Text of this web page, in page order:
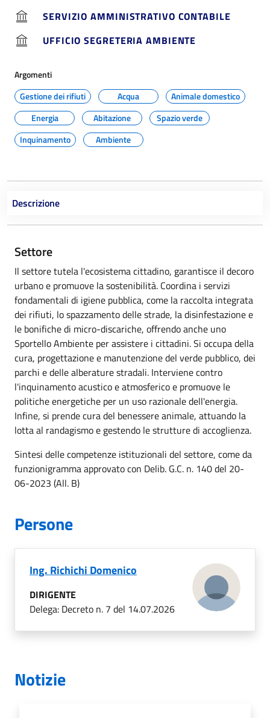
SERVIZIO AMMINISTRATIVO CONTABILE
UFFICIO SEGRETERIA AMBIENTE
Argomenti
Gestione dei rifiuti
Acqua
Animale domestico
Energia
Abitazione
Spazio verde
Inquinamento
Ambiente
Descrizione
Settore
Il settore tutela l'ecosistema cittadino, garantisce il decoro
urbano e promuove la sostenibilità. Coordina i servizi
fondamentali di igiene pubblica, come la raccolta integrata
dei rifiuti, lo spazzamento delle strade, la disinfestazione e
le bonifiche di micro-discariche, offrendo anche uno
Sportello Ambiente per assistere i cittadini. Si occupa della
cura, progettazione e manutenzione del verde pubblico, dei
parchi e delle alberature stradali. Interviene contro
l'inquinamento acustico e atmosferico e promuove le
politiche energetiche per un uso razionale dell'energia.
Infine, si prende cura del benessere animale, attuando la
lotta al randagismo e gestendo le strutture di accoglienza.
Sintesi delle competenze istituzionali del settore, come da
funzionigramma approvato con Delib. G.C. n. 140 del 20-
06-2023 (All. B)
Persone
Ing. Richichi Domenico
DIRIGENTE
Delega: Decreto n. 7 del 14.07.2026
Notizie